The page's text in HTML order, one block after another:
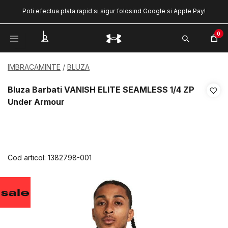
Poti efectua plata rapid si sigur folosind Google si Apple Pay!
0
IMBRACAMINTE BLUZA
Bluza Barbati VANISH ELITE SEAMLESS 1/4 ZP
Under Armour
Cod articol: 1382798-001